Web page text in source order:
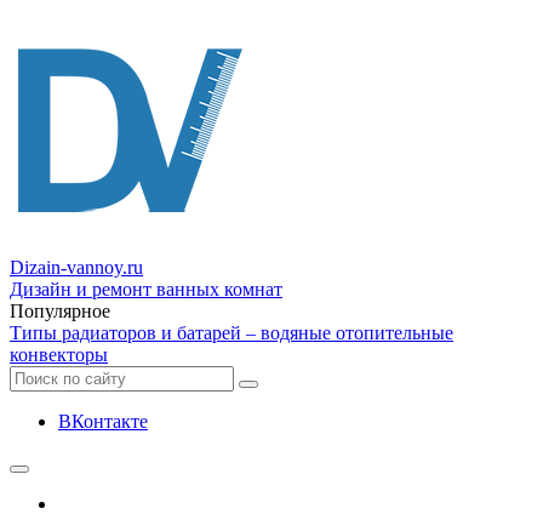
Dizain-vannoy.ru
Дизайн и ремонт ванных комнат
Популярное
Типы радиаторов и батарей – водяные отопительные
конвекторы
ВКонтакте